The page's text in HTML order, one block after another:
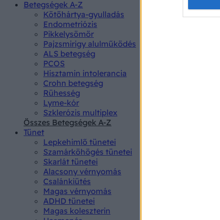
Betegségek A-Z
Kötőhártya-gyulladás
Endometriózis
Pikkelysömör
Pajzsmirigy alulműködés
ALS betegség
PCOS
Hisztamin intolerancia
Crohn betegség
Rühesség
Lyme-kór
Szklerózis multiplex
Összes Betegségek A-Z
Tünet
Lepkehimlő tünetei
Szamárköhögés tünetei
Skarlát tünetei
Alacsony vérnyomás
Csalánkiütés
Magas vérnyomás
ADHD tünetei
Magas koleszterin